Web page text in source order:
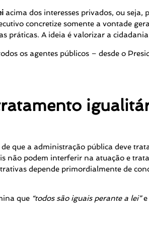
acima dos interesses privados, ou seja,
concretize somente a vontade
A ideia é valorizar a
os agentes públicos – desde o
que a administração pública deve
não podem interferir na atuação e
depende primordialmente de
que “todos são iguais perante a lei”e